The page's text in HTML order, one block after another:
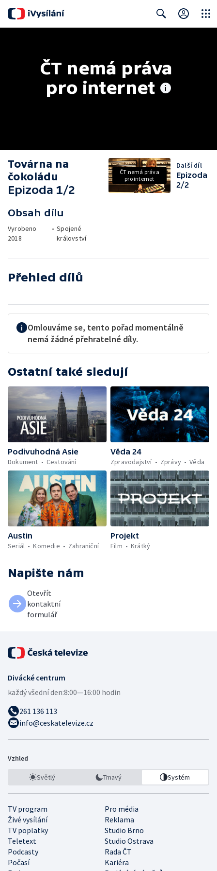
ČT nemá práva
pro internet
Továrna na
čokoládu
Epizoda 1/2
Obsah dílu
Vyrobeno
2018
• Spojené
království
ČT nemá práva
pro internet
Další díl
Epizoda
2/2
Přehled dílů
Omlouváme se, tento pořad momentálně
nemá žádné přehratelné díly.
Ostatní také sledují
Podivuhodná Asie
Dokument
Cestování
Věda 24
Zpravodajství
Zprávy Věda
Austin
Seriál
Komedie Zahraniční
Projekt
Film
Krátký
Napište nám
Otevřít
kontaktní
formulář
Divácké centrum
každý všední den:8:00—16:00 hodin
261 136 113
info@ceskatelevize.cz
Vzhled
Světlý Tmavý Systém
TV program
Pro média
Živé vysílání
Reklama
TV poplatky
Studio Brno
Teletext
Studio Ostrava
Podcasty
Rada ČT
Počasí
Kariéra